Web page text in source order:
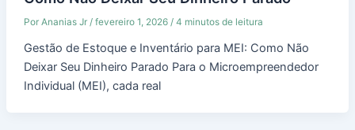
Por Ananias Jr / fevereiro 1, 2026 / 4 minutos de leitura
Gestão de Estoque e Inventário para MEI: Como Não
Deixar Seu Dinheiro Parado Para o Microempreendedor
Individual (MEI), cada real